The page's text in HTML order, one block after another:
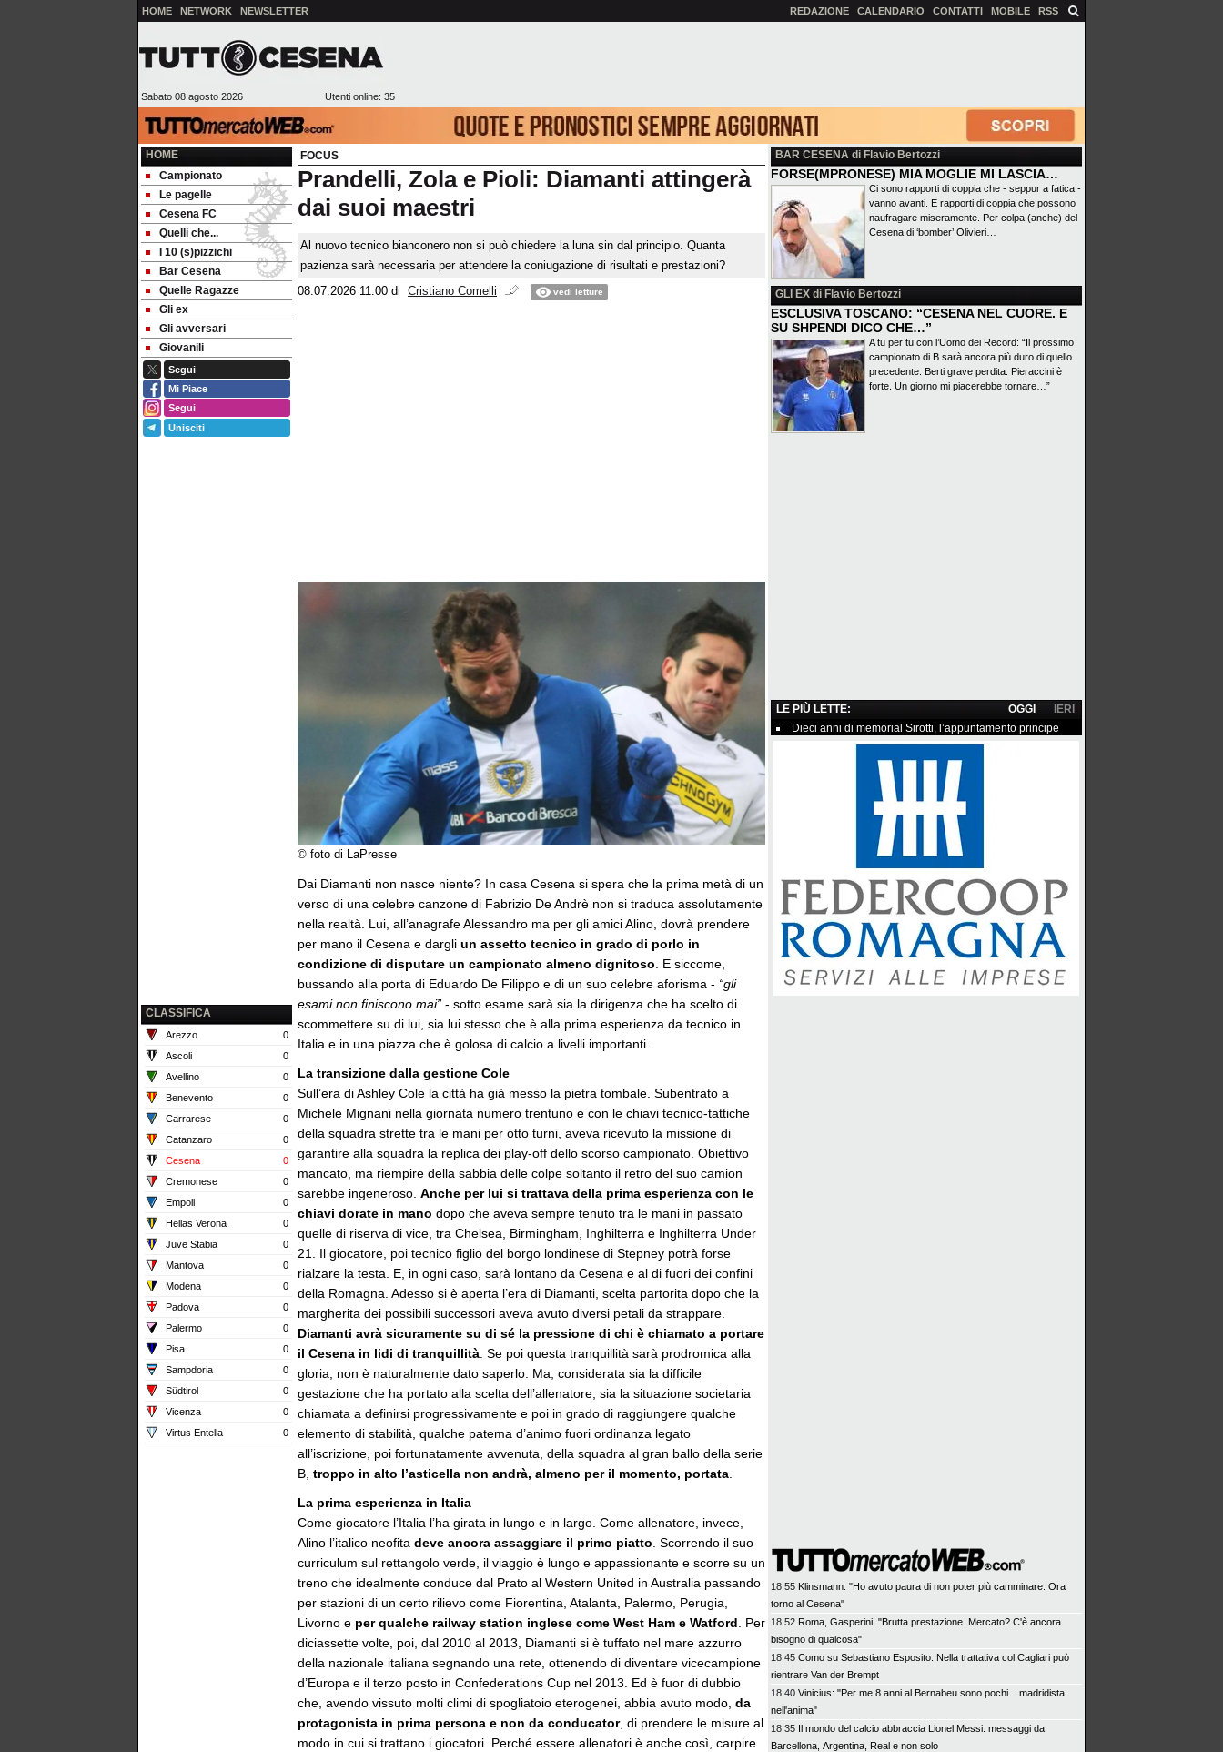
HOME NETWORK NEWSLETTER REDAZIONE CALENDARIO CONTATTI MOBILE RSS
Sabato 08 agosto 2026 Utenti online: 35
HOME
Campionato
Le pagelle
Cesena FC
Quelli che...
I 10 (s)pizzichi
Bar Cesena
Quelle Ragazze
Gli ex
Gli avversari
Giovanili
Segui
Mi Piace
Segui
Unisciti
CLASSIFICA
Arezzo
0
Ascoli
0
Avellino
0
Benevento
0
Carrarese
0
Catanzaro
0
Cesena
0
Cremonese
0
Empoli
0
Hellas Verona
0
Juve Stabia
0
Mantova
0
Modena
0
Padova
0
Palermo
0
Pisa
0
Sampdoria
0
Südtirol
0
Vicenza
0
Virtus Entella
0
FOCUS
Prandelli, Zola e Pioli: Diamanti attingerà
dai suoi maestri
Al nuovo tecnico bianconero non si può chiedere la luna sin dal principio. Quanta
pazienza sarà necessaria per attendere la coniugazione di risultati e prestazioni?
08.07.2026 11:00 di Cristiano Comelli vedi letture
© foto di LaPresse
Dai Diamanti non nasce niente? In casa Cesena si spera che la prima metà di un
verso di una celebre canzone di Fabrizio De Andrè non si traduca assolutamente
nella realtà. Lui, all’anagrafe Alessandro ma per gli amici Alino, dovrà prendere
per mano il Cesena e dargli un assetto tecnico in grado di porlo in
condizione di disputare un campionato almeno dignitoso . E siccome,
bussando alla porta di Eduardo De Filippo e di un suo celebre aforisma - “gli
esami non finiscono mai” - sotto esame sarà sia la dirigenza che ha scelto di
scommettere su di lui, sia lui stesso che è alla prima esperienza da tecnico in
Italia e in una piazza che è golosa di calcio a livelli importanti.
La transizione dalla gestione Cole
Sull’era di Ashley Cole la città ha già messo la pietra tombale. Subentrato a
Michele Mignani nella giornata numero trentuno e con le chiavi tecnico-tattiche
della squadra strette tra le mani per otto turni, aveva ricevuto la missione di
garantire alla squadra la replica dei play-off dello scorso campionato. Obiettivo
mancato, ma riempire della sabbia delle colpe soltanto il retro del suo camion
sarebbe ingeneroso. Anche per lui si trattava della prima esperienza con le
chiavi dorate in mano dopo che aveva sempre tenuto tra le mani in passato
quelle di riserva di vice, tra Chelsea, Birmingham, Inghilterra e Inghilterra Under
21. Il giocatore, poi tecnico figlio del borgo londinese di Stepney potrà forse
rialzare la testa. E, in ogni caso, sarà lontano da Cesena e al di fuori dei confini
della Romagna. Adesso si è aperta l’era di Diamanti, scelta partorita dopo che la
margherita dei possibili successori aveva avuto diversi petali da strappare.
Diamanti avrà sicuramente su di sé la pressione di chi è chiamato a portare
il Cesena in lidi di tranquillità . Se poi questa tranquillità sarà prodromica alla
gloria, non è naturalmente dato saperlo. Ma, considerata sia la difficile
gestazione che ha portato alla scelta dell’allenatore, sia la situazione societaria
chiamata a definirsi progressivamente e poi in grado di raggiungere qualche
elemento di stabilità, qualche patema d’animo fuori ordinanza legato
all’iscrizione, poi fortunatamente avvenuta, della squadra al gran ballo della serie
B, troppo in alto l’asticella non andrà, almeno per il momento, portata
La prima esperienza in Italia
Come giocatore l’Italia l’ha girata in lungo e in largo. Come allenatore, invece,
Alino l’italico neofita deve ancora assaggiare il primo piatto . Scorrendo il suo
curriculum sul rettangolo verde, il viaggio è lungo e appassionante e scorre su un
treno che idealmente conduce dal Prato al Western United in Australia passando
per stazioni di un certo rilievo come Fiorentina, Atalanta, Palermo, Perugia,
Livorno e per qualche railway station inglese come West Ham e Watford . Per
diciassette volte, poi, dal 2010 al 2013, Diamanti si è tuffato nel mare azzurro
della nazionale italiana segnando una rete, ottenendo di diventare vicecampione
d’Europa e il terzo posto in Confederations Cup nel 2013. Ed è fuor di dubbio
che, avendo vissuto molti climi di spogliatoio eterogenei, abbia avuto modo, da
protagonista in prima persona e non da conducator, di prendere le misure al
modo in cui si trattano i giocatori. Perché essere allenatori è anche così, carpire
BAR CESENA di Flavio Bertozzi
FORSE(MPRONESE) MIA MOGLIE MI LASCIA…
Ci sono rapporti di coppia che - seppur a fatica -
vanno avanti. E rapporti di coppia che possono
naufragare miseramente. Per colpa (anche) del
Cesena di ‘bomber’ Olivieri…
GLI EX di Flavio Bertozzi
ESCLUSIVA TOSCANO: “CESENA NEL CUORE. E
SU SHPENDI DICO CHE…”
A tu per tu con l’Uomo dei Record: “Il prossimo
campionato di B sarà ancora più duro di quello
precedente. Berti grave perdita. Pieraccini è
forte. Un giorno mi piacerebbe tornare…”
LE PIÙ LETTE: IERI
OGGI
Dieci anni di memorial Sirotti, l’appuntamento principe
18:55 Klinsmann: "Ho avuto paura di non poter più camminare. Ora
torno al Cesena"
18:52 Roma, Gasperini: "Brutta prestazione. Mercato? C'è ancora
bisogno di qualcosa"
18:45 Como su Sebastiano Esposito. Nella trattativa col Cagliari può
rientrare Van der Brempt
18:40 Vinicius: "Per me 8 anni al Bernabeu sono pochi... madridista
nell'anima"
18:35 Il mondo del calcio abbraccia Lionel Messi: messaggi da
Barcellona, Argentina, Real e non solo